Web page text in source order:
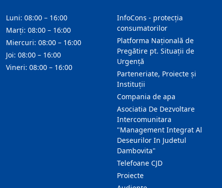
InfoCons - protecția
consumatorilor
Platforma Națională de
Pregătire pt. Situații de
Urgență
Parteneriate, Proiecte și
Instituții
Compania de apa
Asociatia De Dezvoltare
Intercomunitara
"Management Integrat Al
Deseurilor In Judetul
Dambovita"
Telefoane CJD
Proiecte
Luni: 08:00 – 16:00
Marți: 08:00 – 16:00
Miercuri: 08:00 – 16:00
Joi: 08:00 – 16:00
Vineri: 08:00 – 16:00